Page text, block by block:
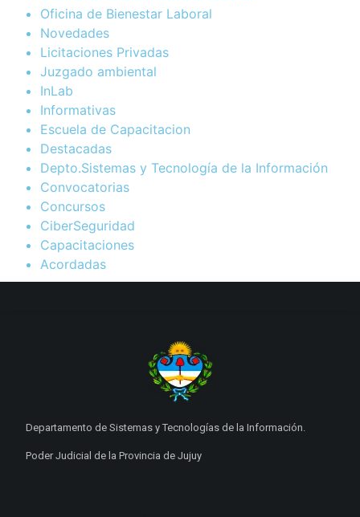
Oficina de Bienestar Laboral
Novedades
Licitaciones Privadas
Juzgado ambiental
InLab
Informativas
Escuela de Capacitacion
Destacadas
Depto.Sistemas y Tecnología de la Información
Convocatorias
Concursos
CiberSeguridad
Capacitaciones
Acordadas
Departamento de Sistemas y Tecnologías de la Información.
Poder Judicial de la Provincia de Jujuy